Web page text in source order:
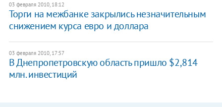
03 февраля 2010, 18:12
Торги на межбанке закрылись незначительным
снижением курса евро и доллара
03 февраля 2010, 17:57
В Днепропетровскую область пришло $2,814
млн. инвестиций